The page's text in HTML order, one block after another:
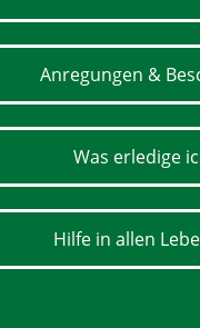
Anregungen &
Was erledige
Hilfe in allen